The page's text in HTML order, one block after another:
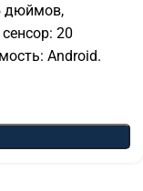
дюймов,
20
Android.